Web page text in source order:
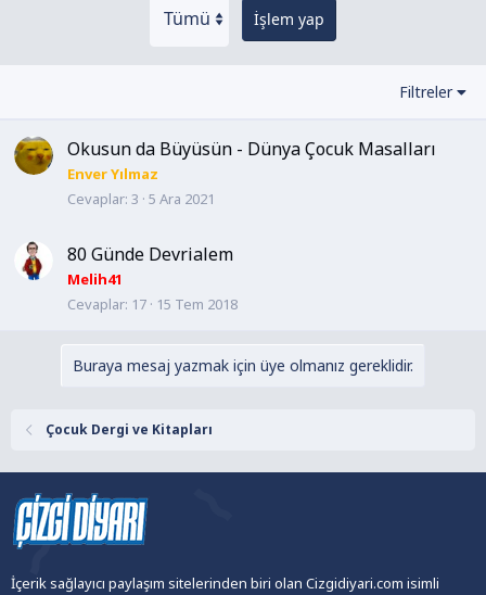
İşlem yap
Filtreler
Okusun da Büyüsün - Dünya Çocuk Masalları
Enver Yılmaz
Cevaplar 3 5 Ara 2021
80 Günde Devrialem
Melih41
Cevaplar 17 15 Tem 2018
Buraya mesaj yazmak için üye olmanız gereklidir.
Çocuk Dergi ve Kitapları
İçerik sağlayıcı paylaşım sitelerinden biri olan Cizgidiyari.com isimli